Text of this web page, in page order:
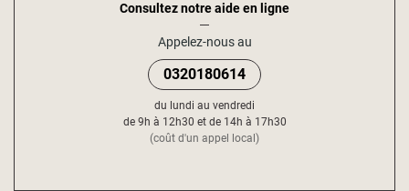
Consultez notre aide en ligne
Appelez-nous au
0320180614
du lundi au vendredi
de 9h à 12h30 et de 14h à 17h30
(coût d'un appel local)